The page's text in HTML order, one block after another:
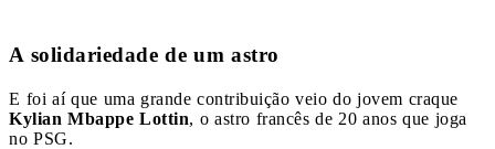
A solidariedade de um astro
E foi aí que uma grande contribuição veio do jovem craque
Kylian Mbappe Lottin, o astro francês de 20 anos que joga
no PSG.